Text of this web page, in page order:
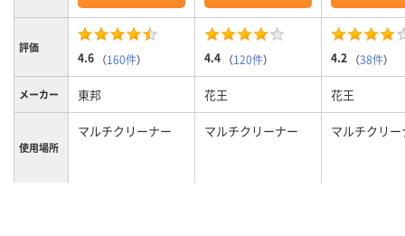
評価
4.6 （160件） 4.4 （120件） 4.2 （38件）
メーカー 東邦 花王 花王
使用場所
マルチクリーナー マルチクリーナー マルチクリー